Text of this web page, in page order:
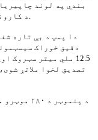
بندي په لوند
شور عملیات (≤65dB) د کارونکي آرامۍ ته وده ورکوي.
دا پمپ د بې تاره
دقیق خوراک
د